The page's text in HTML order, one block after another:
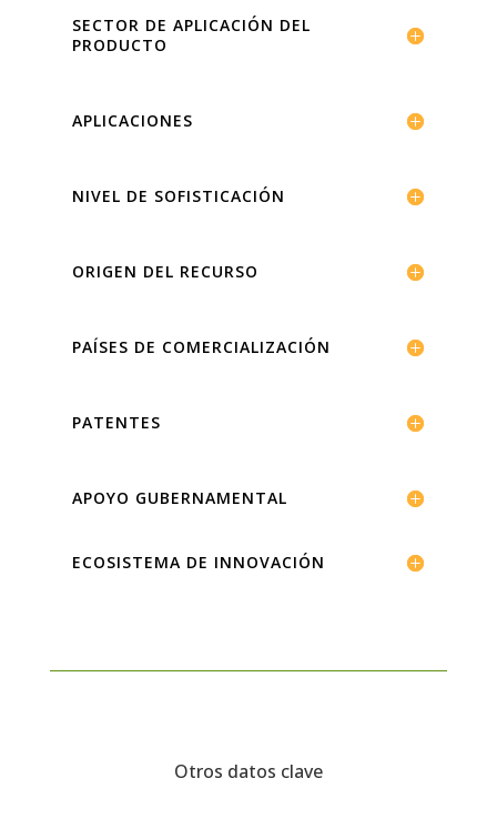
SECTOR DE APLICACIÓN DEL
PRODUCTO
APLICACIONES
NIVEL DE SOFISTICACIÓN
ORIGEN DEL RECURSO
PAÍSES DE COMERCIALIZACIÓN
PATENTES
APOYO GUBERNAMENTAL
ECOSISTEMA DE INNOVACIÓN
Otros datos clave